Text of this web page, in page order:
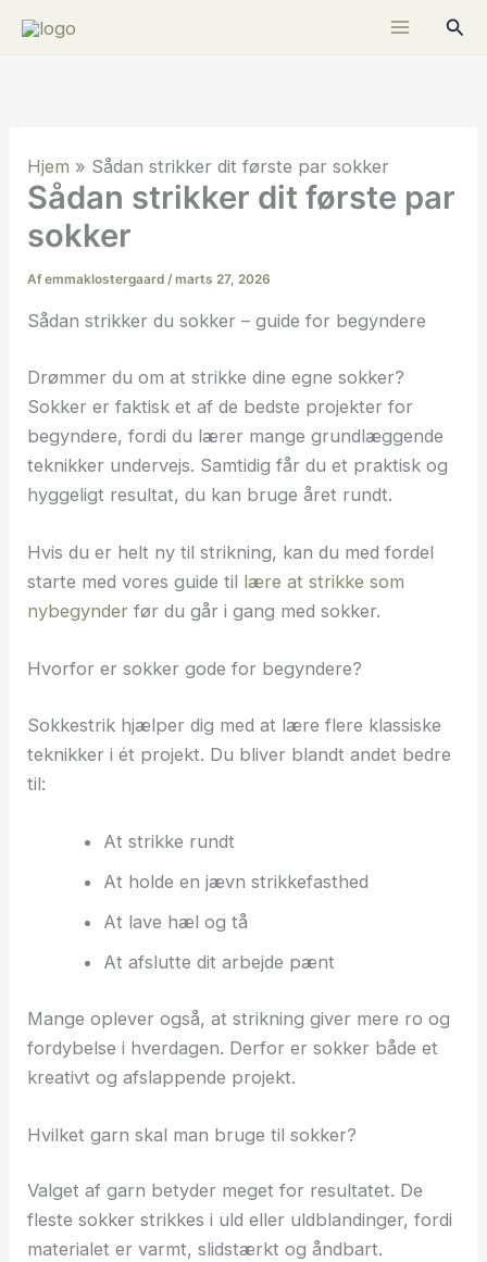
Søg
Hjem » Sådan strikker dit første par sokker
Sådan strikker dit første par
sokker
Afemmaklostergaard /marts 27, 2026
Sådan strikker du sokker – guide for begyndere
Drømmer du om at strikke dine egne sokker?
Sokker er faktisk et af de bedste projekter for
begyndere, fordi du lærer mange grundlæggende
teknikker undervejs. Samtidig får du et praktisk og
hyggeligt resultat, du kan bruge året rundt.
Hvis du er helt ny til strikning, kan du med fordel
starte med vores guide til lære at strikke som
nybegynder før du går i gang med sokker.
Hvorfor er sokker gode for begyndere?
Sokkestrik hjælper dig med at lære flere klassiske
teknikker i ét projekt. Du bliver blandt andet bedre
til:
At strikke rundt
At holde en jævn strikkefasthed
At lave hæl og tå
At afslutte dit arbejde pænt
Mange oplever også, at strikning giver mere ro og
fordybelse i hverdagen. Derfor er sokker både et
kreativt og afslappende projekt.
Hvilket garn skal man bruge til sokker?
Valget af garn betyder meget for resultatet. De
fleste sokker strikkes i uld eller uldblandinger, fordi
materialet er varmt, slidstærkt og åndbart.